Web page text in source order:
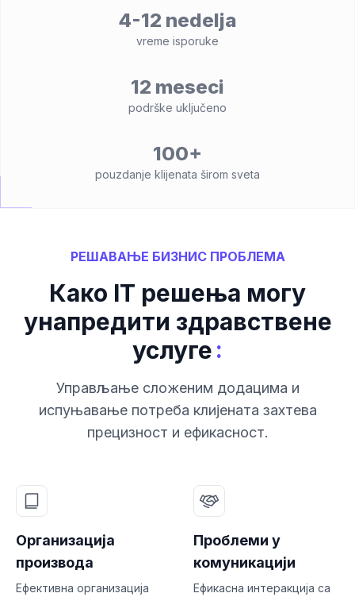
4-12 nedelja
vreme isporuke
12 meseci
podrške uključeno
100+
pouzdanje klijenata širom sveta
РЕШАВАЊЕ БИЗНИС ПРОБЛЕМА
Како IT решења могу
унапредити здравствене
услуге:
Управљање сложеним додацима и
испуњавање потреба клијената захтева
прецизност и ефикасност.
Организација
производа
Ефективна организација
Проблеми у
комуникацији
Ефикасна интеракција са